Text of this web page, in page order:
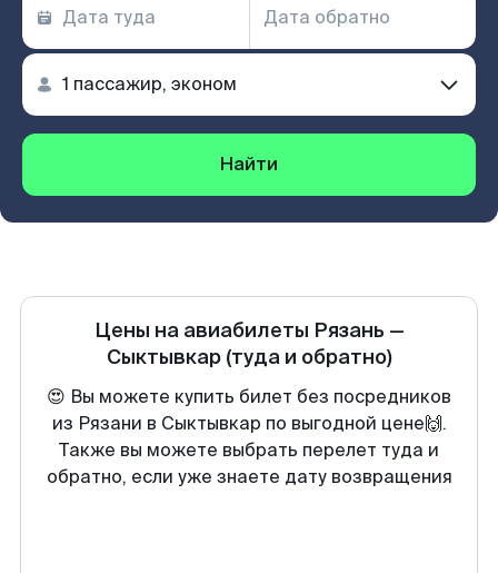
Найти
Цены на авиабилеты Рязань —
Сыктывкар (туда и обратно)
😍 Вы можете купить билет без посредников
из Рязани в Сыктывкар по выгодной цене🙌.
Также вы можете выбрать перелет туда и
обратно, если уже знаете дату возвращения